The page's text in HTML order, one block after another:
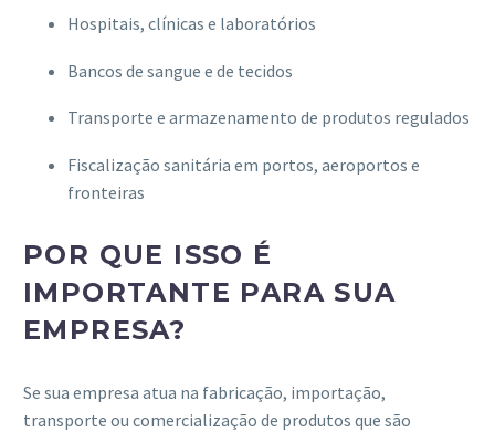
Hospitais, clínicas e laboratórios
Bancos de sangue e de tecidos
Transporte e armazenamento de produtos regulados
Fiscalização sanitária em portos, aeroportos e
fronteiras
POR QUE ISSO É
IMPORTANTE PARA SUA
EMPRESA?
Se sua empresa atua na fabricação, importação,
transporte ou comercialização de produtos que são